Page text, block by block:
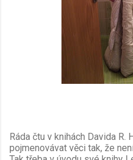
Ráda čtu v knihách Davida
pojmenovávat věci tak, že